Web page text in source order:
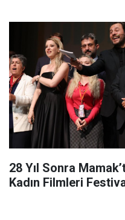
28 Yıl Sonra
Kadın Filmleri